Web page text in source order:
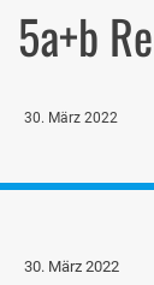
5a+b
30. März 2022
30. März 2022